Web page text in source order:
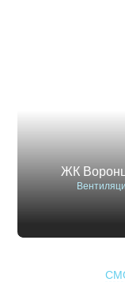
ЖК